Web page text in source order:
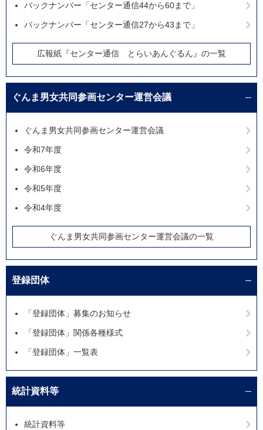
バックナンバー「センター通信44から60まで」
バックナンバー「センター通信27から43まで」
広報紙『センター通信 とらいあんぐるん』の一覧
ぐんま男女共同参画センター運営会議
ぐんま男女共同参画センター運営会議
令和7年度
令和6年度
令和5年度
令和4年度
ぐんま男女共同参画センター運営会議の一覧
登録団体
「登録団体」募集のお知らせ
「登録団体」関係各種様式
「登録団体」一覧表
統計資料等
統計資料等